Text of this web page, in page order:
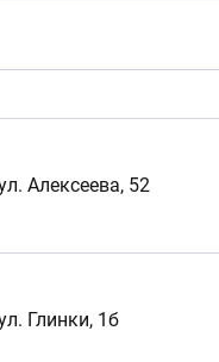
Алексеева, 52
Глинки, 1б